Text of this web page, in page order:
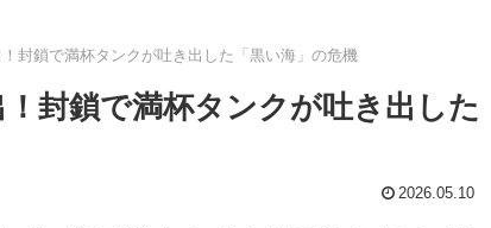
封鎖で満杯タンクが吐き出した「黒い海」の危機
封鎖で満杯タンクが吐き出した
2026.05.10